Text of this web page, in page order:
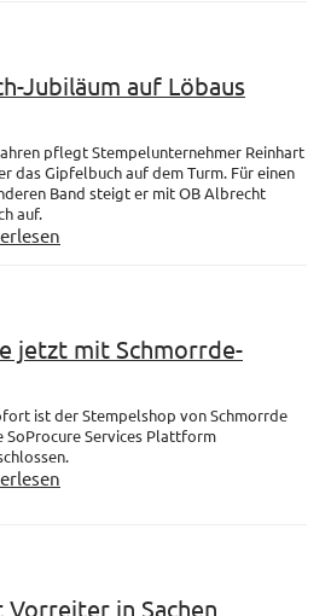
Jubiläum auf Löbaus
pflegt Stempelunternehmer Reinhart
das Gipfelbuch auf dem Turm. Für einen
Band steigt er mit OB Albrecht
auf.
jetzt mit Schmorrde-
ist der Stempelshop von Schmorrde
SoProcure Services Plattform
Vorreiter in Sachen